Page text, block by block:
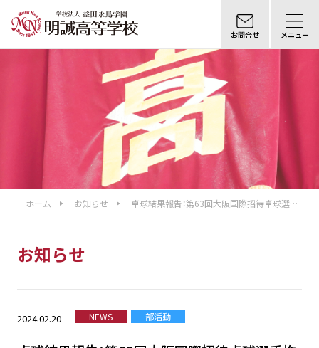
お問合せ メニュー
ホーム お知らせ
卓球結果報告：第63回大阪国際招待卓球選手
お知らせ
2024.02.20 NEWS 部活動